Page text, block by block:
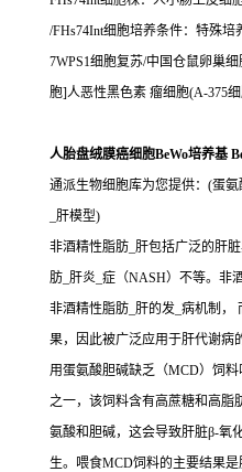
/FHs74Int细胞培养条件：特殊培
7WPS1细胞复苏/中国仓鼠卵巢
胞]人恶性黑色素 瘤细胞(A-375
人胎盘绒膜癌细胞BeWo培养基
通派生物细胞库为您提供：(蛋
_肝模型)
非酒精性脂肪_肝包括广泛的肝
肪_肝炎_症（NASH）不等。非
非酒精性脂肪_肝的发_病机制，
果，因此被广泛应用于肝代谢病
用蛋氨酸胆碱缺乏（MCD）饲
之一，该饲料含有高蔗糖和高脂
氨酸和胆碱，这会导致肝脏β-氧
生。喂食MCD饲料的主要结果